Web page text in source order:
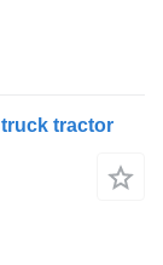
truck tractor